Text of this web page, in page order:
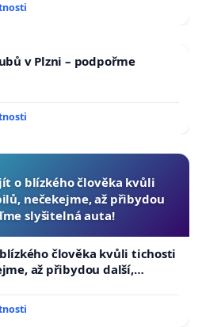
v Plzni – podpořme
o blízkého člověka kvůli
nečekejme, až přibydou
slyšitelná auta!
člověka kvůli tichosti
až přibydou další,